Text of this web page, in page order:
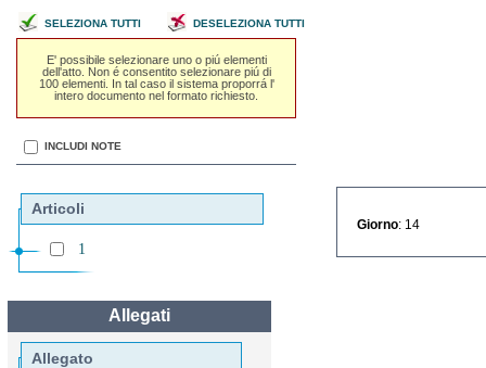
SELEZIONA TUTTI DESELEZIONA TUTTI
E' possibile selezionare uno o piú elementi
dell'atto. Non é consentito selezionare piú di
100 elementi. In tal caso il sistema proporrá l'
intero documento nel formato richiesto.
INCLUDI NOTE
Articoli
1
Allegati
Allegato
Giorno : 14